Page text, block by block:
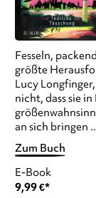
Fesseln,
größte
Lucy
nicht, dass sie
an sich bringen
Zum Buch
E-Book
9,99€*